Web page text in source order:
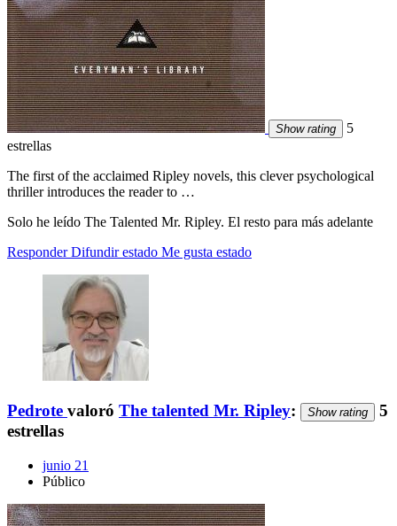
Show rating
5
estrellas
The first of the acclaimed Ripley novels, this clever psychological
thriller introduces the reader to …
Solo he leído The Talented Mr. Ripley. El resto para más adelante
Responder Difundir estado Me gusta estado
Pedrote valoró The talented Mr. Ripley: Show rating
5
estrellas
junio 21
Público